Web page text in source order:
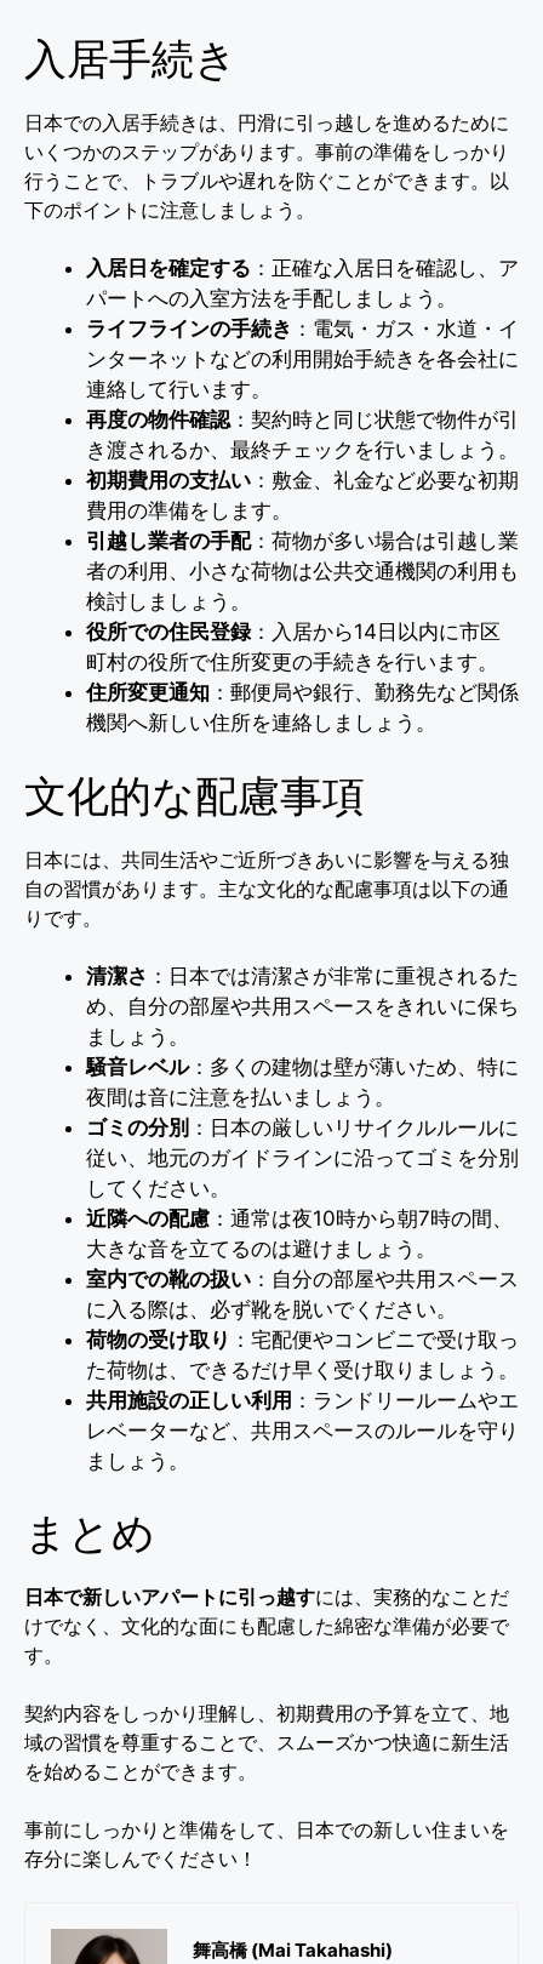
入居手続き
日本での入居手続きは、円滑に引っ越しを進めるために
いくつかのステップがあります。事前の準備をしっかり
行うことで、トラブルや遅れを防ぐことができます。以
下のポイントに注意しましょう。
入居日を確定する ：正確な入居日を確認し、ア
パートへの入室方法を手配しましょう。
ライフラインの手続き ：電気・ガス・水道・イ
ンターネットなどの利用開始手続きを各会社に
連絡して行います。
再度の物件確認：契約時と同じ状態で物件が引
き渡されるか、最終チェックを行いましょう。
初期費用の支払い ：敷金、礼金など必要な初期
費用の準備をします。
引越し業者の手配：荷物が多い場合は引越し業
者の利用、小さな荷物は公共交通機関の利用も
検討しましょう。
役所での住民登録：入居から14日以内に市区
町村の役所で住所変更の手続きを行います。
住所変更通知 ：郵便局や銀行、勤務先など関係
機関へ新しい住所を連絡しましょう。
文化的な配慮事項
日本には、共同生活やご近所づきあいに影響を与える独
自の習慣があります。主な文化的な配慮事項は以下の通
りです。
清潔さ ：日本では清潔さが非常に重視されるた
め、自分の部屋や共用スペースをきれいに保ち
ましょう。
騒音レベル：多くの建物は壁が薄いため、特に
夜間は音に注意を払いましょう。
ゴミの分別 ：日本の厳しいリサイクルルールに
従い、地元のガイドラインに沿ってゴミを分別
してください。
近隣への配慮 ：通常は夜10時から朝7時の間、
大きな音を立てるのは避けましょう。
室内での靴の扱い ：自分の部屋や共用スペース
に入る際は、必ず靴を脱いでください。
荷物の受け取り ：宅配便やコンビニで受け取っ
た荷物は、できるだけ早く受け取りましょう。
共用施設の正しい利用 ：ランドリールームやエ
レベーターなど、共用スペースのルールを守り
ましょう。
まとめ
日本で新しいアパートに引っ越すには、実務的なことだ
けでなく、文化的な面にも配慮した綿密な準備が必要で
す。
契約内容をしっかり理解し、初期費用の予算を立て、地
域の習慣を尊重することで、スムーズかつ快適に新生活
を始めることができます。
事前にしっかりと準備をして、日本での新しい住まいを
存分に楽しんでください！
舞高橋 (Mai Takahashi)